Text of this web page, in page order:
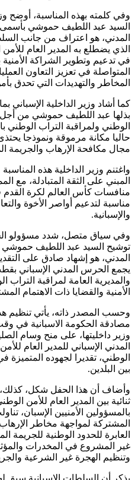
وفي كلمته بهذه المناسبة، أوضح
السيد عبد اللطيف حموشي
المدني، هو اعتراف من جانب
الذي يضطلع به المدير العام
في تدعيم وتطوير الشراكة الأمنية
المتواصلة في تعزيز التعاون
المخاطر والتهديدات التي تحدق
كما أشاد وزير الداخلية الإسباني
بذلها عبد اللطيف حموشي من
الوطني ولمراقبة التراب الوطني
حاليا مكانة مرموقة ونموذجا
مجال مكافحة الإرهاب والجريمة
واغتنم وزير الداخلية هذه المناسبة
المبني على الثقة المتبادلة، مع
مناسبة لتدعيم أواصر الأخوة
والإسبانية.
وفي سياق متصل، شدد مسؤولو
توشيح السيد عبد اللطيف
المدني، هو إشهاد صادق على
يجمع الحرس المدني الإسباني
والمديرية العامة لمراقبة
الأمنية والقضايا ذات الاهتمام
وحسب المصدر ذاته، يأتي تنظيم
مصادقة الحكومة الاسبانية في
وزير داخليتها، على منح وسام
المدني الإسباني للمدير العام
الوطني، تقديرا لجهوده المتميزة
بين البلدين.
وأضاف أن هذا الحفل شكل، كذلك،
ثنائية بين المدير العام للأمن
بالمسؤولين الأمنيين الإسبان،
المشتركة لمواجهة مخاطر
العابرة للحدود الوطنية للجريمة
غير المشروع في المخدرات
وتنظيم الهجرة غير الشرعية
يذكر أن السلطات الإسبانية سبق